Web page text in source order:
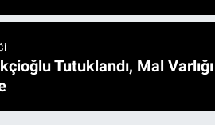
Tutuklandı, Mal